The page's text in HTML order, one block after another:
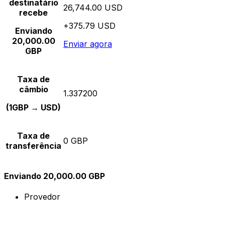
destinatário
recebe
Enviando
20,000.00
GBP
26,744.00 USD
+375.79 USD
Enviar agora
Taxa de
câmbio
(1GBP → USD)
1.337200
Taxa de
transferência 0 GBP
Enviando 20,000.00 GBP
Provedor